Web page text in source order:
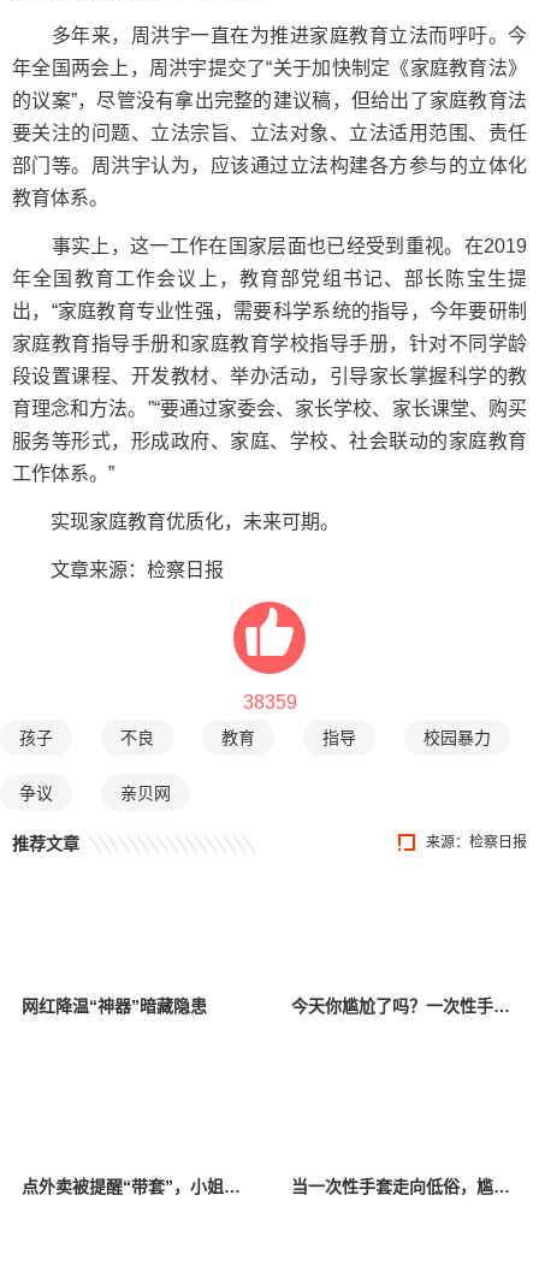
多年来，周洪宇一直在为推进家庭教育立法而呼吁。今
年全国两会上，周洪宇提交了“关于加快制定《家庭教育法》
的议案”，尽管没有拿出完整的建议稿，但给出了家庭教育法
要关注的问题、立法宗旨、立法对象、立法适用范围、责任
部门等。周洪宇认为，应该通过立法构建各方参与的立体化
教育体系。
事实上，这一工作在国家层面也已经受到重视。在2019
年全国教育工作会议上，教育部党组书记、部长陈宝生提
出，“家庭教育专业性强，需要科学系统的指导，今年要研制
家庭教育指导手册和家庭教育学校指导手册，针对不同学龄
段设置课程、开发教材、举办活动，引导家长掌握科学的教
育理念和方法。”“要通过家委会、家长学校、家长课堂、购买
服务等形式，形成政府、家庭、学校、社会联动的家庭教育
工作体系。”
实现家庭教育优质化，未来可期。
文章来源：检察日报
38359
孩子 不良 教育 指导 校园暴力
争议 亲贝网
来源：检察日报
推荐文章
网红降温“神器”暗藏隐患 今天你尴尬了吗？一次性手套低俗变装引消费者反感
点外卖被提醒“带套”，小姐姐感觉有被冒犯到，怒斥恶俗商家 当一次性手套走向低俗，尴尬的不仅是成年人